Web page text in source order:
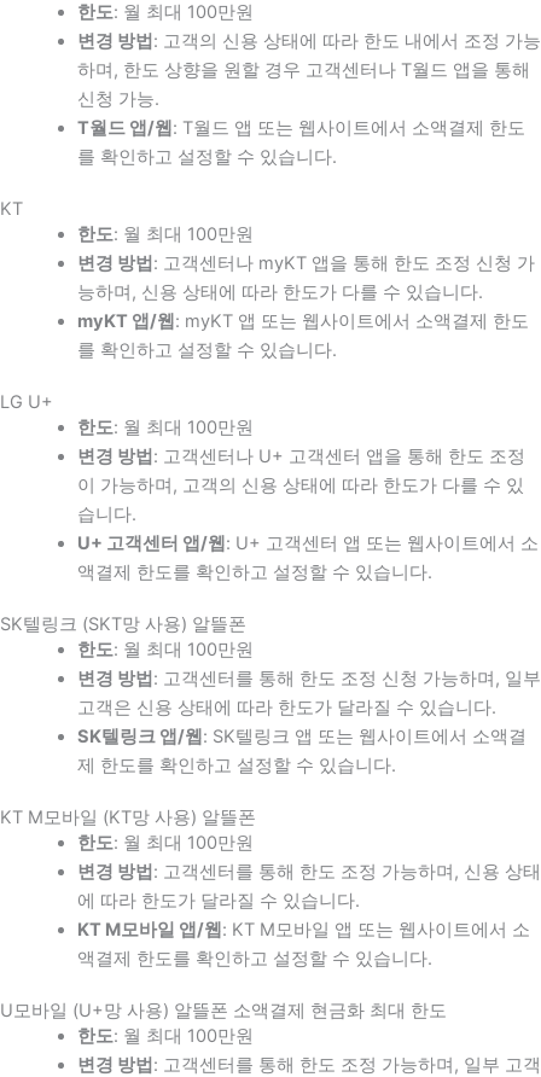
한도: 월 최대 100만원
변경 방법 : 고객의 신용 상태에 따라 한도 내에서 조정 가능
하며, 한도 상향을 원할 경우 고객센터나 T월드 앱을 통해
신청 가능.
T월드 앱/웹 : T월드 앱 또는 웹사이트에서 소액결제 한도
를 확인하고 설정할 수 있습니다.
KT
한도: 월 최대 100만원
변경 방법 : 고객센터나 myKT 앱을 통해 한도 조정 신청 가
능하며, 신용 상태에 따라 한도가 다를 수 있습니다.
myKT 앱/웹 : myKT 앱 또는 웹사이트에서 소액결제 한도
를 확인하고 설정할 수 있습니다.
LG U+
한도: 월 최대 100만원
변경 방법 : 고객센터나 U+ 고객센터 앱을 통해 한도 조정
이 가능하며, 고객의 신용 상태에 따라 한도가 다를 수 있
습니다.
U+ 고객센터 앱/웹 : U+ 고객센터 앱 또는 웹사이트에서 소
액결제 한도를 확인하고 설정할 수 있습니다.
SK텔링크 (SKT망 사용) 알뜰폰
한도: 월 최대 100만원
변경 방법 : 고객센터를 통해 한도 조정 신청 가능하며, 일부
고객은 신용 상태에 따라 한도가 달라질 수 있습니다.
SK텔링크 앱/웹 : SK텔링크 앱 또는 웹사이트에서 소액결
제 한도를 확인하고 설정할 수 있습니다.
KT M모바일 (KT망 사용) 알뜰폰
한도: 월 최대 100만원
변경 방법 : 고객센터를 통해 한도 조정 가능하며, 신용 상태
에 따라 한도가 달라질 수 있습니다.
KT M모바일 앱/웹 : KT M모바일 앱 또는 웹사이트에서 소
액결제 한도를 확인하고 설정할 수 있습니다.
U모바일 (U+망 사용) 알뜰폰 소액결제 현금화 최대 한도
한도: 월 최대 100만원
변경 방법 : 고객센터를 통해 한도 조정 가능하며, 일부 고객